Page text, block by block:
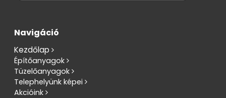
Navigáció
Kezdőlap
Építőanyagok
Tüzelőanyagok
Telephelyünk képei
Akcióink